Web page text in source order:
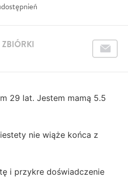
29 lat. Jestem mamą 5.5
nie wiąże końca z
i przykre doświadczenie